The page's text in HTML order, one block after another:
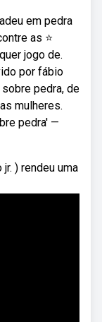
em pedra
as ⭐
jogo de.
por fábio
pedra, de
mulheres.
pedra' —
) rendeu uma